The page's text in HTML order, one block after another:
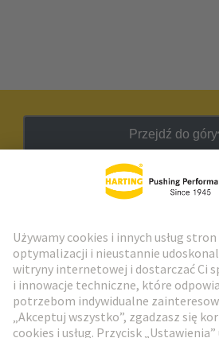
Przejdź do góry
Przejdź do rejestracji